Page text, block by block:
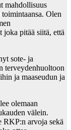
mahdollisuus
Olen
joka pitää siitä, että
sote- ja
terveydenhuoltoon
ja maaseudun ja
olemaan
välein.
RKP:n arvoja sekä